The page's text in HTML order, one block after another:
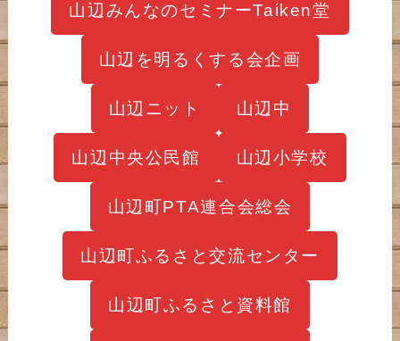
山辺みんなのセミナーTaiken堂
山辺を明るくする会企画
山辺ニット 山辺中
山辺中央公民館 山辺小学校
山辺町PTA連合会総会
山辺町ふるさと交流センター
山辺町ふるさと資料館